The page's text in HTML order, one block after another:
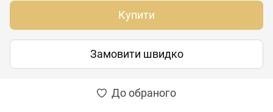
Купити
Замовити швидко
До обраного